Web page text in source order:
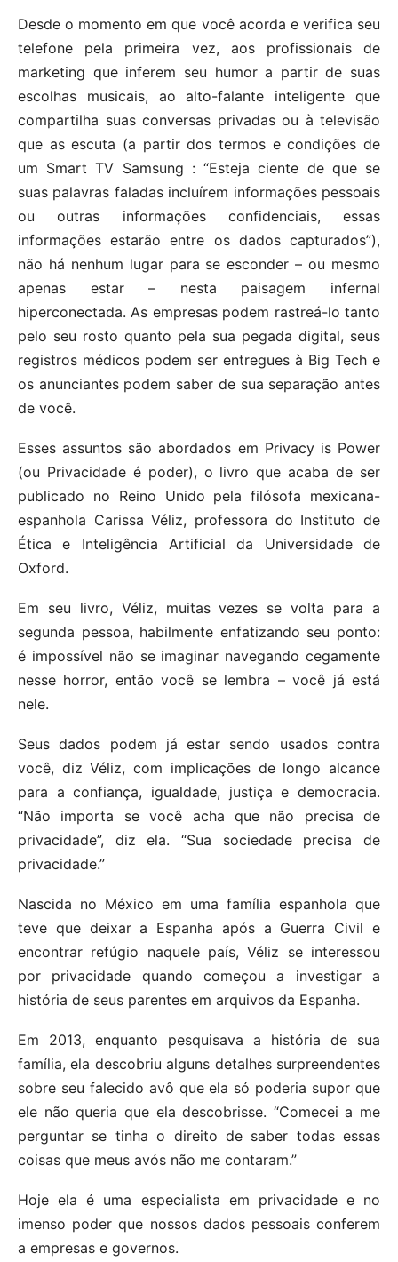
Desde o momento em que você acorda e verifica seu
telefone pela primeira vez, aos profissionais de
marketing que inferem seu humor a partir de suas
escolhas musicais, ao alto-falante inteligente que
compartilha suas conversas privadas ou à televisão
que as escuta (a partir dos termos e condições de
um Smart TV Samsung : “Esteja ciente de que se
suas palavras faladas incluírem informações pessoais
ou outras informações confidenciais, essas
informações estarão entre os dados capturados”),
não há nenhum lugar para se esconder – ou mesmo
apenas estar – nesta paisagem infernal
hiperconectada. As empresas podem rastreá-lo tanto
pelo seu rosto quanto pela sua pegada digital, seus
registros médicos podem ser entregues à Big Tech e
os anunciantes podem saber de sua separação antes
de você.
Esses assuntos são abordados em Privacy is Power
(ou Privacidade é poder), o livro que acaba de ser
publicado no Reino Unido pela filósofa mexicana-
espanhola Carissa Véliz, professora do Instituto de
Ética e Inteligência Artificial da Universidade de
Oxford.
Em seu livro, Véliz, muitas vezes se volta para a
segunda pessoa, habilmente enfatizando seu ponto:
é impossível não se imaginar navegando cegamente
nesse horror, então você se lembra – você já está
nele.
Seus dados podem já estar sendo usados ​​contra
você, diz Véliz, com implicações de longo alcance
para a confiança, igualdade, justiça e democracia.
“Não importa se você acha que não precisa de
privacidade”, diz ela. “Sua sociedade precisa de
privacidade.”
Nascida no México em uma família espanhola que
teve que deixar a Espanha após a Guerra Civil e
encontrar refúgio naquele país, Véliz se interessou
por privacidade quando começou a investigar a
história de seus parentes em arquivos da Espanha.
Em 2013, enquanto pesquisava a história de sua
família, ela descobriu alguns detalhes surpreendentes
sobre seu falecido avô que ela só poderia supor que
ele não queria que ela descobrisse. “Comecei a me
perguntar se tinha o direito de saber todas essas
coisas que meus avós não me contaram.”
Hoje ela é uma especialista em privacidade e no
imenso poder que nossos dados pessoais conferem
a empresas e governos.